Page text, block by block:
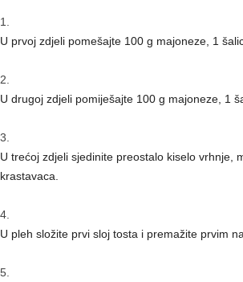
U prvoj zdjeli pomešajte 100 g majoneze, 1
U drugoj zdjeli pomiješajte 100 g majoneze, 1
U trećoj zdjeli sjedinite preostalo kiselo vrhnje,
krastavaca.
U pleh složite prvi sloj tosta i premažite prvim